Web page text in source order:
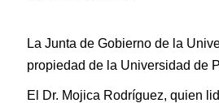
La Junta de Gobierno de la
propiedad de la Universidad de
El Dr. Mojica Rodríguez, quien